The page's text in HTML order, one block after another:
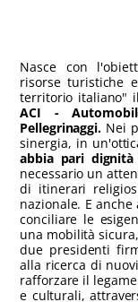
Nasce con
risorse turistiche
territorio italiano" il
ACI -
Pellegrinaggi. Nei
sinergia, in
abbia pari
necessario un
di itinerari
nazionale. E
conciliare le
una mobilità
due presidenti
alla ricerca di
rafforzare il
e culturali,